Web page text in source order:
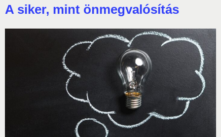
A siker, mint önmegvalósítás